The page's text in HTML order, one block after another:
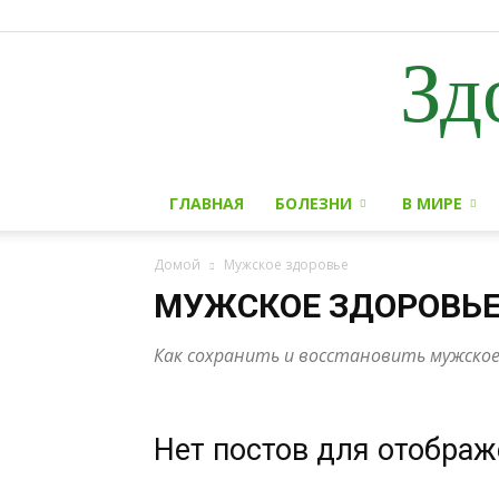
ГЛАВНАЯ БОЛЕЗНИ В МИРЕ
Домой Мужское здоровье
МУЖСКОЕ
Как сохранить и восстановить
Нет постов для